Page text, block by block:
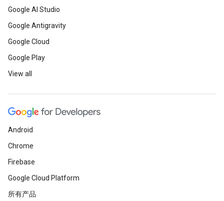
Google AI Studio
Google Antigravity
Google Cloud
Google Play
View all
Android
Chrome
Firebase
Google Cloud Platform
所有产品